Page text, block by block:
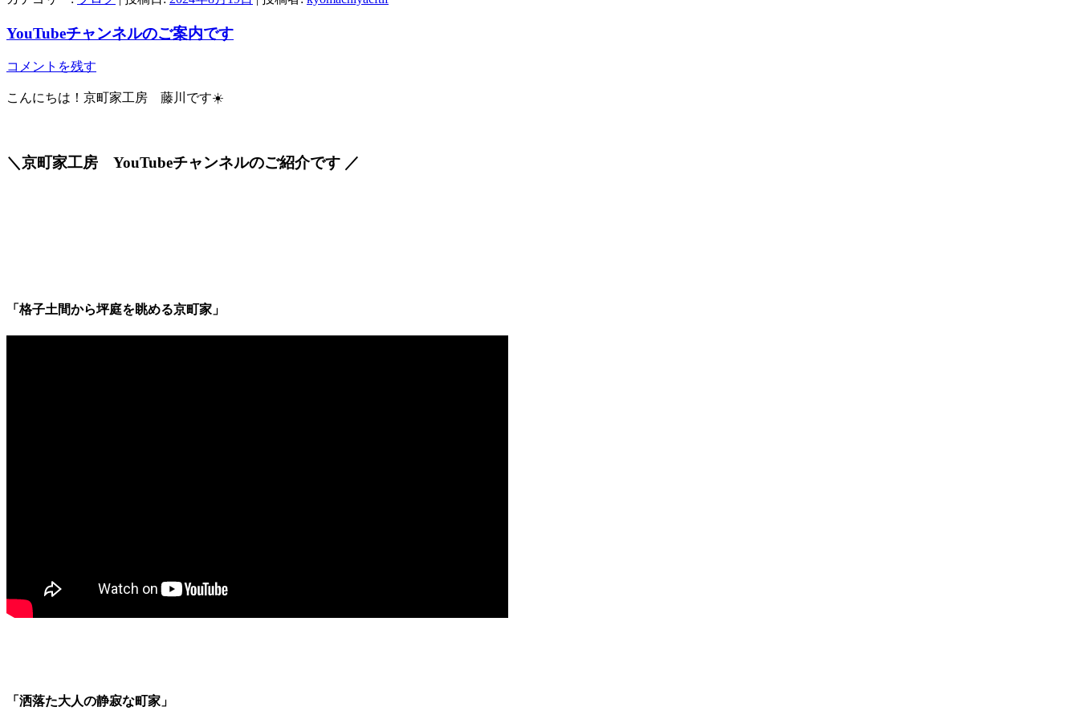
YouTubeチャンネルのご案内です
コメントを残す
こんにちは！京町家工房 藤川です☀️
＼京町家工房 YouTubeチャンネルのご紹介です ／
「格子土間から坪庭を眺める京町家」
「洒落た大人の静寂な町家」